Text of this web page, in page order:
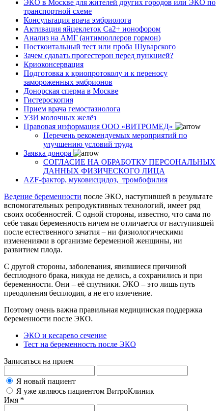
ЭКО в Москве для жителей других городов или ЭКО по
транспортной схеме
Консультация врача эмбриолога
Активация яйцеклеток Са2+ ионофором
Анализ на АМГ (антимюллеров гормон)
Посткоитальный тест или проба Шуварского
Зачем сдавать прогестерон перед пункцией?
Криоконсервация
Подготовка к криопротоколу и к переносу
замороженных эмбрионов
Донорская сперма в Москве
Гистероскопия
Прием врача гемостазиолога
УЗИ молочных желёз
Правовая информация ООО «ВИТРОМЕД»
Перечень рекомендуемых мероприятий по
улучшению условий труда
Заявка донора
СОГЛАСИЕ НА ОБРАБОТКУ ПЕРСОНАЛЬНЫХ
ДАННЫХ ФИЗИЧЕСКОГО ЛИЦА
AZF-фактор, муковисцидоз, тромбофилия
Ведение беременности после ЭКО, наступившей в результате
вспомогательных репродуктивных технологий, имеет ряд
своих особенностей. С одной стороны, известно, что сама по
себе такая беременность ничем не отличается от наступившей
после естественного зачатия – ни физиологическими
изменениями в организме беременной женщины, ни
развитием плода.
С другой стороны, заболевания, явившиеся причиной
бесплодного брака, никуда не делись, а сохранились и при
беременности. Они – её спутники. ЭКО – это лишь путь
преодоления бесплодия, а не его излечение.
Поэтому очень важна правильная медицинская поддержка
беременности после ЭКО.
ЭКО и кесарево сечение
Тест на беременность после ЭКО
Записаться на прием
Я новый пациент
Я уже являюсь пациентом ВитроКлиник
Имя *